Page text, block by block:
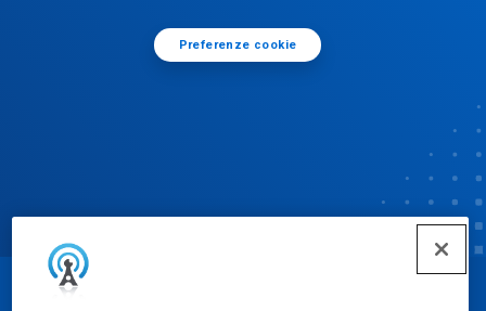
Preferenze cookie